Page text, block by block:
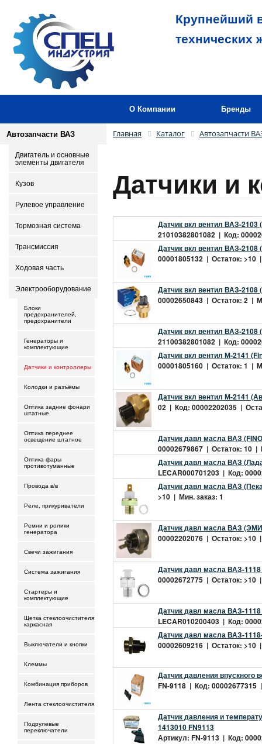
Крупнейший
технических
О Компании Бренды
Автозапчасти ВАЗ
Двигатель и основные
элементы двигателя
Кузов
Рулевое управление
Тормозная система
Трансмиссия
Ходовая часть
Электрооборудование
Блоки
предохранителей,
предохранители
Генераторы и
комплектующие
Датчики и контроллеры
Колодки и разъёмы
Оптика задние фонари
штатные
Оптика переднее
освещение штатное
Оптика фары
противотуманные
Провода в/в
Реле, прикуриватели
Ремни и ролики
генератора
Свечи зажигания
Система зажигания
Стартеры и
комплектующие
Щетка стеклоочистителя
каркасная
Выключатели и кнопки
Клеммы
Комбинация приборов
Лента стеклоочистителя
Подрулевые
переключатели
Главная Каталог Автозапчасти
Датчики и
Датчик вкл вентил ВАЗ-
21010382801082 | Код:
Датчик вкл вентил ВАЗ-2108
00001805132 | Остаток: >10
Датчик вкл вентил ВАЗ-2108
00002650843 | Остаток: 2 |
Датчик вкл вентил ВАЗ-
21100382801082 | Код:
Датчик вкл вентил М-2141
00001805160 | Остаток: 1 |
Датчик вкл вентил М-2141
02 | Код: 00002202035 |
Датчик давл масла ВАЗ
00002679867 | Остаток: 10 |
Датчик давл масла ВАЗ
LECAR000701203 | Код:
Датчик давл масла ВАЗ
>10 | Мин. заказ: 1
Датчик давл масла ВАЗ
00002202076 | Остаток: >10
Датчик давл масла ВАЗ-
00002672775 | Остаток: >10
Датчик давл масла ВАЗ-
LECAR010200403 | Код:
Датчик давл масла ВАЗ-
00002609216 | Остаток: >10
Датчик давления впускного
FN-9118 | Код: 00002677315
Датчик давления и
1413010 FN9113
Артикул: FN-9113 | Код: